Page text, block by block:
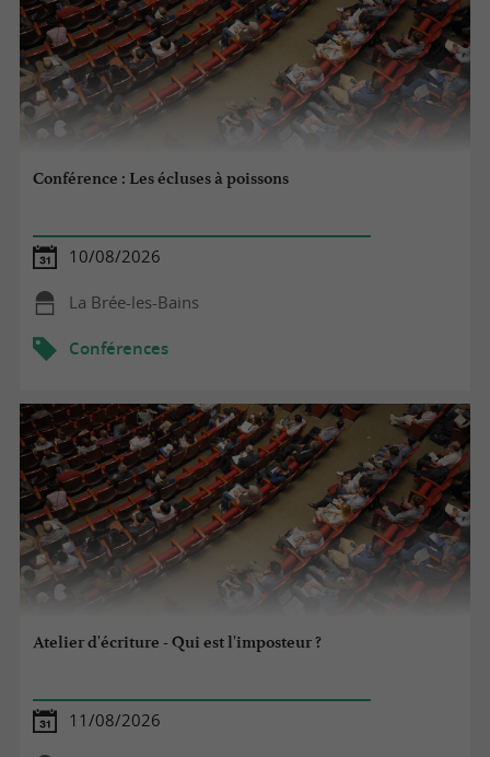
Conférence : Les écluses à poissons
10/08/2026
La Brée-les-Bains
Conférences
Atelier d'écriture - Qui est l'imposteur ?
11/08/2026